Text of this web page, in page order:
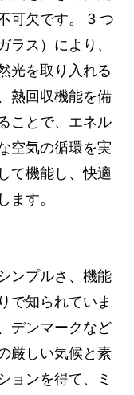
可欠です。 3 つ
ラス）により、
光を取り入れる
熱回収機能を備
ことで、エネル
空気の循環を実
て機能し、快適
ます。
ンプルさ、機能
で知られていま
デンマークなど
厳しい気候と素
ョンを得て、ミ